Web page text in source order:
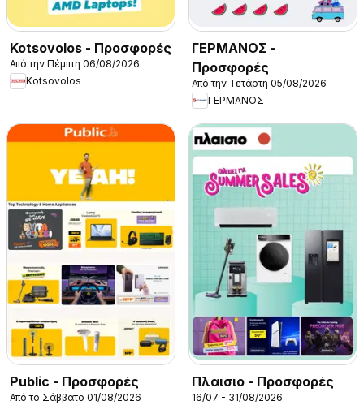
Kotsovolos - Προσφορές
Από την Πέμπτη 06/08/2026
Kotsovolos
ΓΕΡΜΑΝΟΣ -
Προσφορές
Από την Τετάρτη 05/08/2026
ΓΕΡΜΑΝΟΣ
Public - Προσφορές
Από το Σάββατο 01/08/2026
Πλαισιο - Προσφορές
16/07 - 31/08/2026